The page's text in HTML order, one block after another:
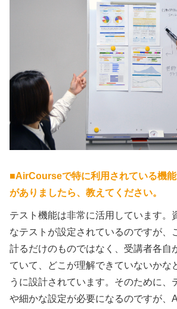
■AirCourseで特に利用されている機
がありましたら、教えてください。
テスト機能は非常に活用しています。
なテストが設定されているのですが、
計るだけのものではなく、受講者各自
ていて、どこが理解できていないかな
うに設計されています。そのために、
や細かな設定が必要になるのですが、